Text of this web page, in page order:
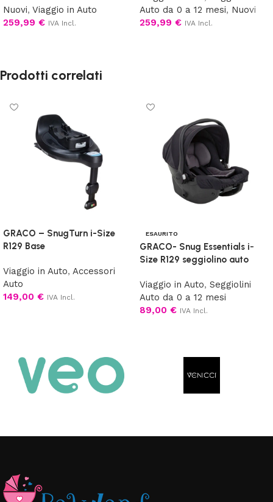
Nuovi, Viaggio in Auto
259,99 € IVA Incl.
Auto da 0 a 12 mesi, Nuovi
259,99 € IVA Incl.
Prodotti correlati
GRACO – SnugTurn i-Size
R129 Base
Viaggio in Auto, Accessori
Auto
149,00 € IVA Incl.
ESAURITO
GRACO- Snug Essentials i-
Size R129 seggiolino auto
Viaggio in Auto, Seggiolini
Auto da 0 a 12 mesi
89,00 € IVA Incl.